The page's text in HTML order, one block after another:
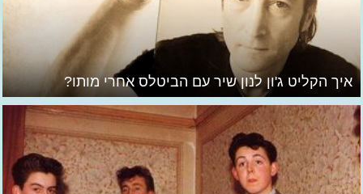
איך הקליט ג'ון לנון שיר עם הביטלס אחרי מותו?